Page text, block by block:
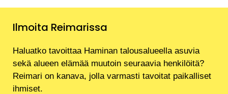
Ilmoita Reimarissa
Haluatko tavoittaa Haminan talousalueella asuvia
sekä alueen elämää muutoin seuraavia henkilöitä?
Reimari on kanava, jolla varmasti tavoitat paikalliset
ihmiset.